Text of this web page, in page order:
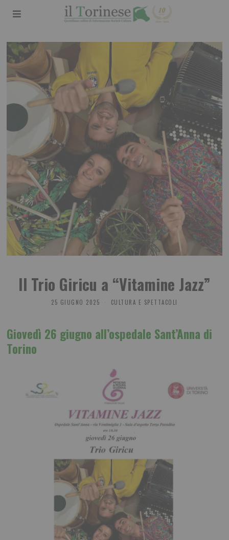
Il Trio Giricu a “Vitamine Jazz”
25 GIUGNO 2025 CULTURA E SPETTACOLI
Giovedì 26 giugno all’ospedale Sant’Anna di
Torino